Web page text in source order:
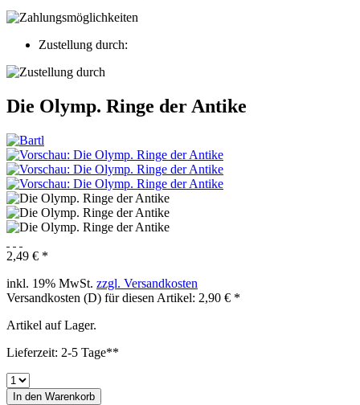
Zustellung durch:
Die Olymp. Ringe der Antike
2,49 € *
inkl. 19% MwSt. zzgl. Versandkosten
Versandkosten (D) für diesen Artikel: 2,90 € *
Artikel auf Lager.
Lieferzeit: 2-5 Tage**
In den Warenkorb